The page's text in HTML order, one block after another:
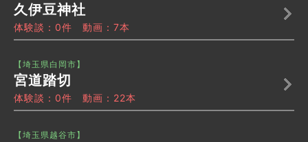
久伊豆神社
体験談：0件 動画：7本
【埼玉県白岡市】
宮道踏切
体験談：0件 動画：22本
【埼玉県越谷市】